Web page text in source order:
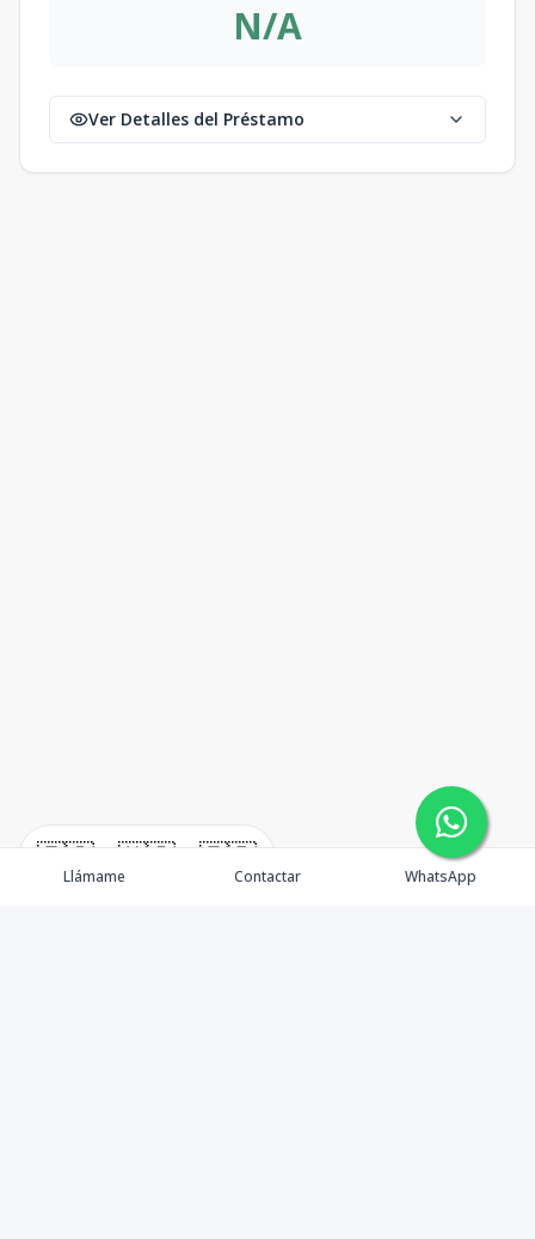
🇪🇸 🇺🇸 🇫🇷
N/A
Ver Detalles del Préstamo
Llámame Contactar WhatsApp